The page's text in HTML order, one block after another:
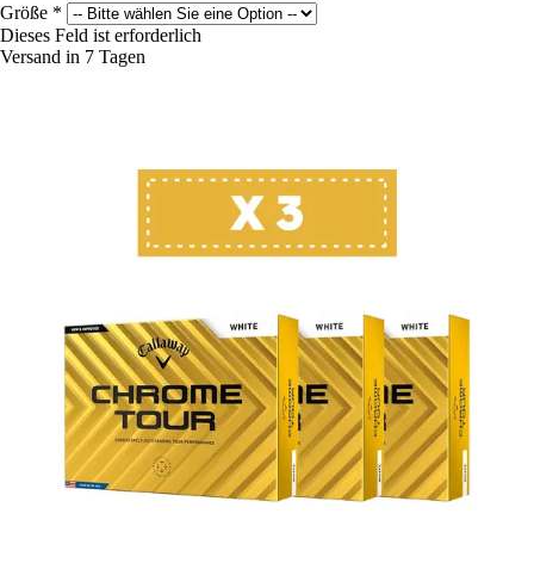
Größe *
Dieses Feld ist erforderlich
Versand in 7 Tagen